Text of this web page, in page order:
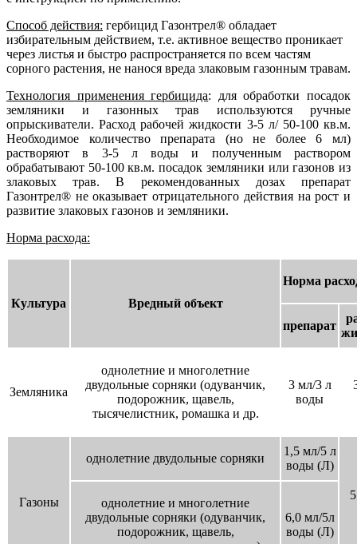
Способ действия: гербицид Газонтрел® обладает
избирательным действием, т.е. активное вещество проникает
через листья и быстро распространяется по всем частям
сорного растения, не нанося вреда злаковым газонным травам.
Технология применения гербицида: для обработки посадок
земляники и газонных трав используются ручные
опрыскиватели. Расход рабочей жидкости 3-5 л/ 50-100 кв.м.
Необходимое количество препарата (но не более 6 мл)
растворяют в 3-5 л воды и полученным раствором
обрабатывают 50-100 кв.м. посадок земляники или газонов из
злаковых трав. В рекомендованных дозах препарат
Газонтрел® не оказывает отрицательного действия на рост и
развитие злаковых газонов и земляники.
Норма расхода:
Культура Вредный объект
Норма
препарат
Земляника
однолетние и многолетние
двудольные сорняки (одуванчик,
подорожник, щавель,
тысячелистник, ромашка и др.
3 мл/3 л
воды
Газоны
однолетние двудольные сорняки
1,5 мл/5 л
воды (Л)
однолетние и многолетние
двудольные сорняки (одуванчик,
подорожник, щавель,
6,0 мл/5л
воды (Л)